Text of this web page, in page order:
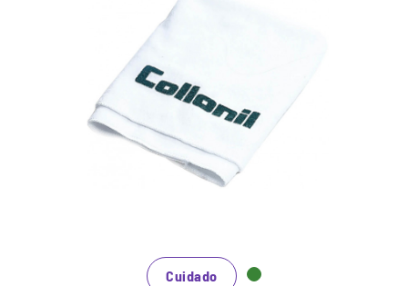
Paño de pulido práctico
Productos de cuidado adecuado para todos los
materiales lisos.
También para pulir como acabado después de
limpiar y cuidar.
Lavable, así como larga vida util.
Cuidado